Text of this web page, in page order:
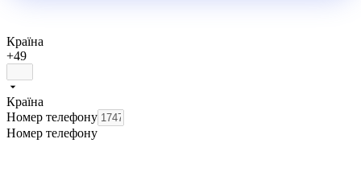
Країна
+49
Країна
Номер телефону
Номер телефону